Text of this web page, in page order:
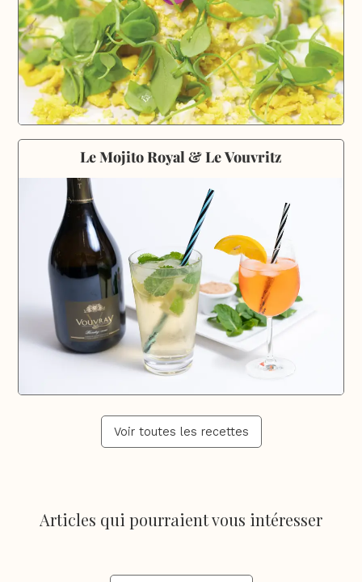
Le Mojito Royal & Le Vouvritz
Voir toutes les recettes
Articles qui pourraient vous intéresser